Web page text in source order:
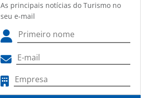
As principais notícias do Turismo no
seu e-mail